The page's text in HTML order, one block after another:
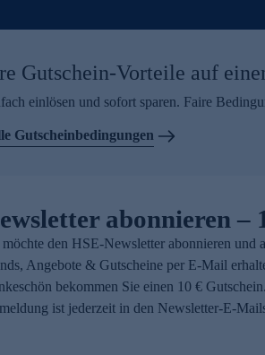
Gutschein-Vorteile auf
einlösen und sofort sparen. Faire
Gutscheinbedingungen
abonnieren –
möchte den HSE-Newsletter abonnieren und
Angebote & Gutscheine per E-Mail
bekommen Sie einen 10 €
ist jederzeit in den Newsletter-E-